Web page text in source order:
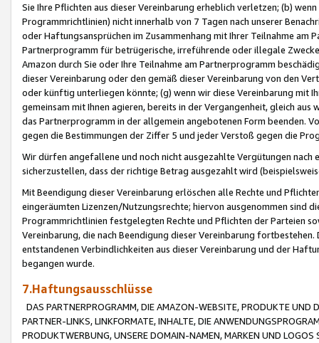
Sie Ihre Pflichten aus dieser Vereinbarung erheblich verletzen; (b)
Programmrichtlinien) nicht innerhalb von 7 Tagen nach unserer
oder Haftungsansprüchen im Zusammenhang mit Ihrer Teilnahme am
Partnerprogramm für betrügerische, irreführende oder illegale
Amazon durch Sie oder Ihre Teilnahme am Partnerprogramm
dieser Vereinbarung oder den gemäß dieser Vereinbarung von den
oder künftig unterliegen könnte; (g) wenn wir diese Vereinbarung mit
gemeinsam mit Ihnen agieren, bereits in der Vergangenheit, gleich
das Partnerprogramm in der allgemein angebotenen Form beenden.
gegen die Bestimmungen der Ziffer 5 und jeder Verstoß gegen die
Wir dürfen angefallene und noch nicht ausgezahlte Vergütungen
sicherzustellen, dass der richtige Betrag ausgezahlt wird
Mit Beendigung dieser Vereinbarung erlöschen alle Rechte und
eingeräumten Lizenzen/Nutzungsrechte; hiervon ausgenommen sind
Programmrichtlinien festgelegten Rechte und Pflichten der Parteien
Vereinbarung, die nach Beendigung dieser Vereinbarung
entstandenen Verbindlichkeiten aus dieser Vereinbarung und der
begangen wurde.
7.Haftungsausschlüsse
DAS PARTNERPROGRAMM, DIE AMAZON-WEBSITE, PRODUKTE UND
PARTNER-LINKS, LINKFORMATE, INHALTE, DIE
PRODUKTWERBUNG, UNSERE DOMAIN-NAMEN, MARKEN UND